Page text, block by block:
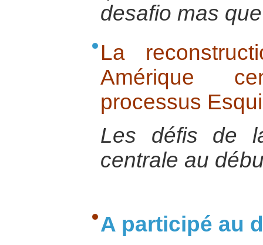
desafio mas
La
Amérique
processus
Les défis de
centrale au
A participé au